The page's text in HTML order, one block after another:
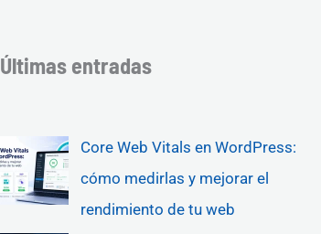
Últimas entradas
Core Web Vitals en WordPress:
cómo medirlas y mejorar el
rendimiento de tu web